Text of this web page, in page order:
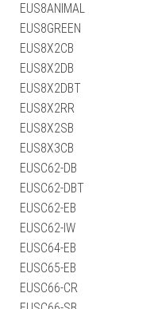
EUS8ANIMAL
EUS8GREEN
EUS8X2CB
EUS8X2DB
EUS8X2DBT
EUS8X2RR
EUS8X2SB
EUS8X3CB
EUSC62-DB
EUSC62-DBT
EUSC62-EB
EUSC62-IW
EUSC64-EB
EUSC65-EB
EUSC66-CR